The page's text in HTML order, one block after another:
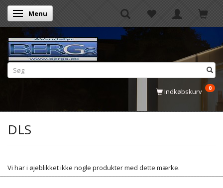
Skifte navigation
Menu
Indkøbskurv 0
DLS
Vi har i øjeblikket ikke nogle produkter med dette mærke.